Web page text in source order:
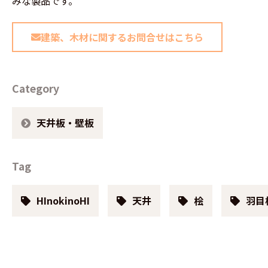
建築、木材に関するお問合せはこちら
Category
天井板・壁板
Tag
HInokinoHI 天井 桧 羽目